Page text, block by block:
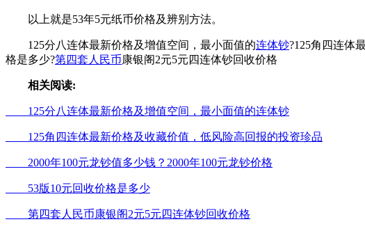
以上就是53年5元纸币价格及辨别方法。
125分八连体最新价格及增值空间，最小面值的连体钞?125角四连体
格是多少?第四套人民币康银阁2元5元四连体钞回收价格
相关阅读:
125分八连体最新价格及增值空间，最小面值的连体钞
125角四连体最新价格及收藏价值，低风险高回报的投资珍品
2000年100元龙钞值多少钱？2000年100元龙钞价格
53版10元回收价格是多少
第四套人民币康银阁2元5元四连体钞回收价格